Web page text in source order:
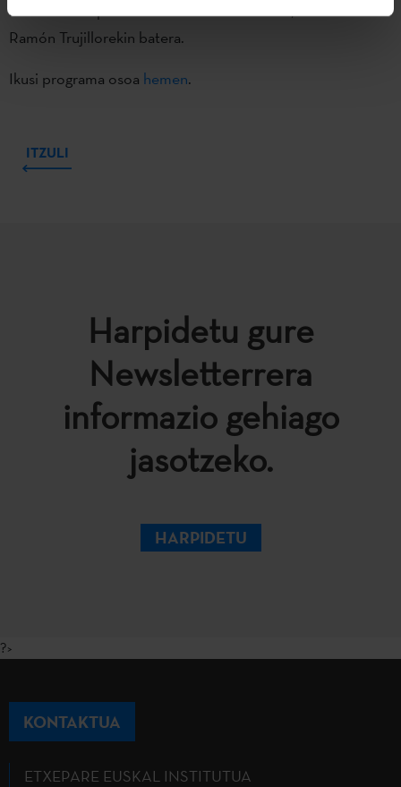
hartuko dute parte Juan Tomás Ávila Laurel, eta José
Ramón Trujillorekin batera.
Ikusi programa osoa hemen.
ITZULI
Harpidetu gure
Newsletterrera
informazio gehiago
jasotzeko.
HARPIDETU
?>
KONTAKTUA
ETXEPARE EUSKAL INSTITUTUA